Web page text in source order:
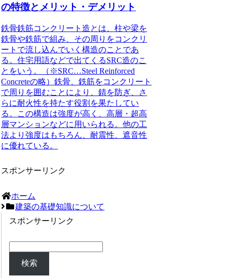
の特徴とメリット・デメリット
鉄骨鉄筋コンクリート造とは、柱や梁を
鉄骨や鉄筋で組み、その周りをコンクリ
ートで流し込んでいく構造のことであ
る。住宅用語などで出てくるSRC造のこ
とをいう。（※SRC…Steel Reinforced
Concreteの略）鉄骨、鉄筋をコンクリート
で周りを囲むことにより、錆を防ぎ、さ
らに耐火性を持たす役割を果たしてい
る。この構造は強度が高く、高層・超高
層マンションなどに用いられる。他の工
法より強度はもちろん、耐震性、遮音性
に優れている。
スポンサーリンク
ホーム
建築の基礎知識について
スポンサーリンク
検索